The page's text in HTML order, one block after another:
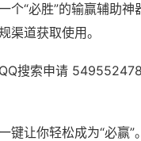
个“必胜”的输赢辅助神
渠道获取使用。
搜索申请
键让你轻松成为“必赢”